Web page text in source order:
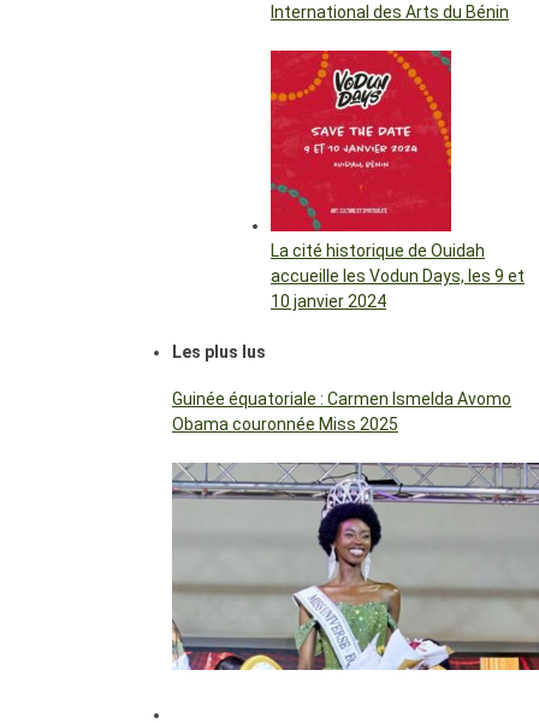
International des Arts du Bénin
La cité historique de Ouidah
accueille les Vodun Days, les 9 et
10 janvier 2024
Les plus lus
Guinée équatoriale : Carmen Ismelda Avomo
Obama couronnée Miss 2025